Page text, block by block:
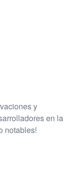
y
en la
notables!